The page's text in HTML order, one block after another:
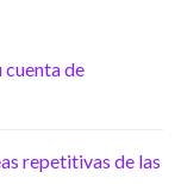
cuenta de
repetitivas de las